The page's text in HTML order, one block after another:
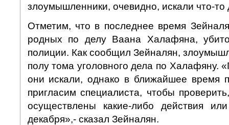
злоумышленники, очевидно, искали что-то
Отметим, что в последнее время
родных по делу Ваана Халафяна,
полиции. Как сообщил Зейналян,
полу тома уголовного дела по Халафяну.
они искали, однако в ближайшее время
пригласим специалиста, чтобы
осуществлены какие-либо действия
декабря»,- сказал Зейналян.